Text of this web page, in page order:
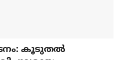
കൂടുതല്‍